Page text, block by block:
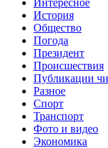
Интересное
История
Общество
Погода
Президент
Происшествия
Публикации
Разное
Спорт
Транспорт
Фото и видео
Экономика